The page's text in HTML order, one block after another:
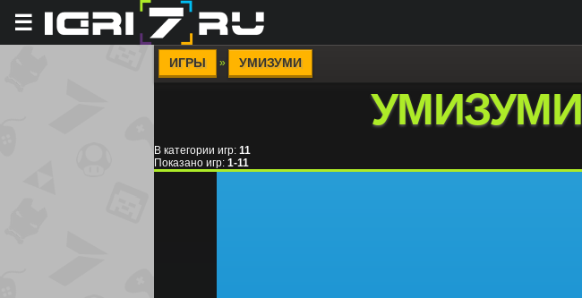
☰
ИГРЫ » УМИЗУМИ
УМИЗУМИ
В категории игр: 11
Показано игр: 1-11